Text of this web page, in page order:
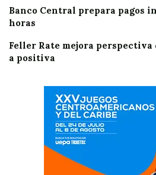
Banco Central prepara pagos
horas
Feller Rate mejora perspectiva
a positiva